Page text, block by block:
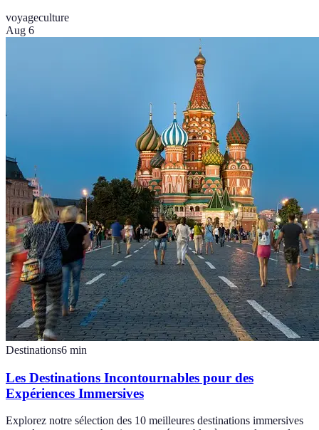
voyageculture
Aug 6
Destinations6 min
Les Destinations Incontournables pour des
Expériences Immersives
Explorez notre sélection des 10 meilleures destinations immersives